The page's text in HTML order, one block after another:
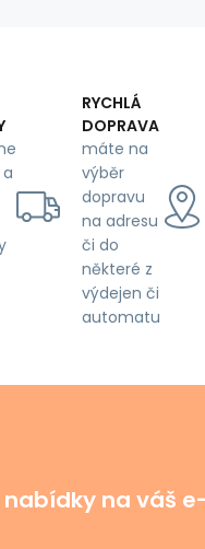
RYCHLÁ
DOPRAVA
máte na
výběr
dopravu
na adresu
či do
některé z
výdejen či
automatu
nabídky na váš